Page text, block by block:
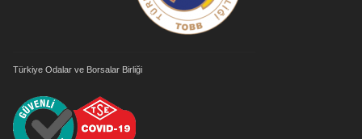
Türkiye Odalar ve Borsalar Birliği